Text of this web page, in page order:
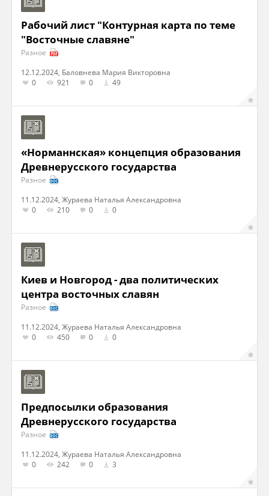
Рабочий лист "Контурная карта по теме
"Восточные славяне"
Разное
12.12.2024, Баловнева Мария Викторовна
0
921 0 49
«Норманнская» концепция образования
Древнерусского государства
Разное
11.12.2024, Жураева Наталья Александровна
0
210 0 0
Киев и Новгород - два политических
центра восточных славян
Разное
11.12.2024, Жураева Наталья Александровна
0
450 0 0
Предпосылки образования
Древнерусского государства
Разное
11.12.2024, Жураева Наталья Александровна
0
242 0 3